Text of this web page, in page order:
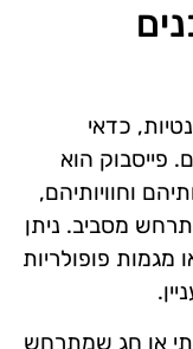
כדאי
פייסבוק הוא
וחוויותיהם,
מסביב. ניתן
מגמות פופולריות
או חג שמתרחש